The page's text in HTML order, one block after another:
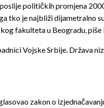
političkih promjena
tko je najbliži dijametralno
fakulteta u Beogradu, piše
Vojske Srbije. Država
zakon o